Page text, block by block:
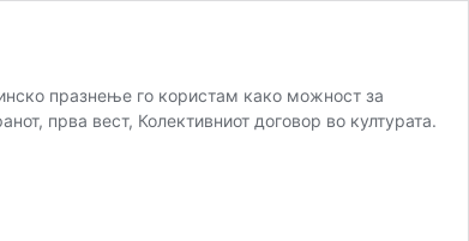
празнење го користам како можност за
прва вест, Колективниот договор во културата.